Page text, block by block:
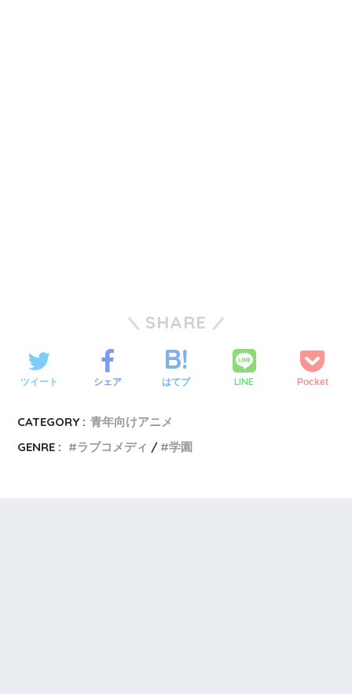
SHARE
ツイート シェア はてブ LINE Pocket
CATEGORY : 青年向けアニメ
GENRE :
ラブコメディ 学園